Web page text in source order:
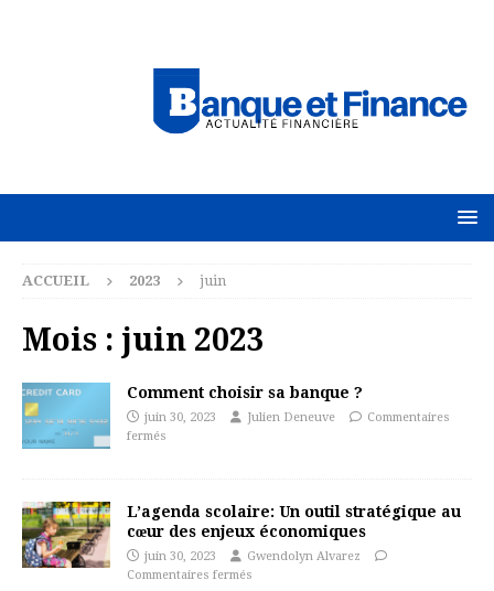
ACCUEIL 2023 juin
Mois : juin 2023
Comment choisir sa banque ?
juin 30, 2023 Julien Deneuve
Commentaires
fermés
L’agenda scolaire: Un outil stratégique au
cœur des enjeux économiques
juin 30, 2023
Gwendolyn Alvarez
Commentaires fermés